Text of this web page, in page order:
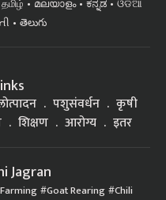
தமிழ் മലയാളം ಕನ್ನಡ
ଓଡିଆ
తెలుగు
पशुसंवर्धन
कृषी
शिक्षण आरोग्य इतर
Jagran
Goat Rearing Chili